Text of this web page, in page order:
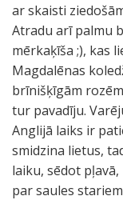
ar skaisti
Atradu arī palmu
mērkaķīša ;), kas
Magdalēnas
brīnišķīgām
tur pavadīju.
Anglijā laiks ir
smidzina lietus,
laiku, sēdot
par saules